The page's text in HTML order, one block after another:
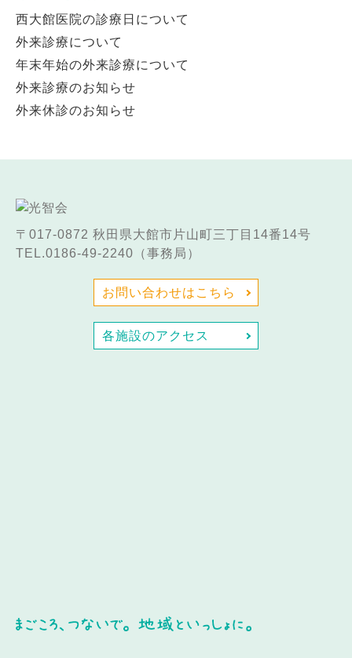
西大館医院の診療日について
外来診療について
年末年始の外来診療について
外来診療のお知らせ
外来休診のお知らせ
〒017-0872 秋田県大館市片山町三丁目14番14号
TEL.0186-49-2240（事務局）
お問い合わせはこちら
各施設のアクセス